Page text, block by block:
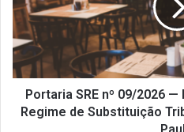
—
Exclusão
de
Produtos
do
Regime
de
Portaria SRE nº 09/2026
Regime de Substituição